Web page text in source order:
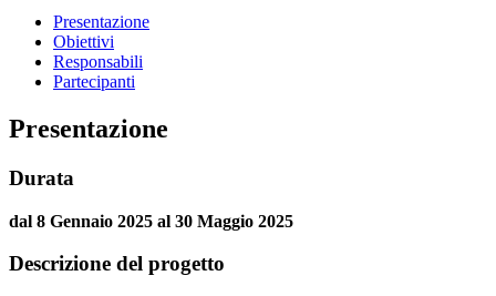
Presentazione
Obiettivi
Responsabili
Partecipanti
Presentazione
Durata
dal 8 Gennaio 2025 al 30 Maggio 2025
Descrizione del progetto